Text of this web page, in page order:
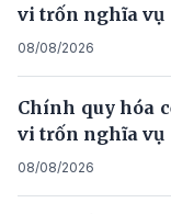
vi trốn nghĩa vụ
08/08/2026
Chính quy hóa
vi trốn nghĩa vụ
08/08/2026